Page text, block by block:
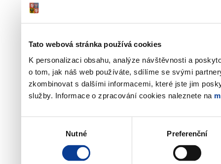
Tato webová stránka používá cookies
K personalizaci obsahu, analýze návštěvnosti a
o tom, jak náš web používáte, sdílíme se svými
zkombinovat s dalšími informacemi, které jste jim
služby. Informace o zpracování cookies naleznete na
Nutné Preferenční